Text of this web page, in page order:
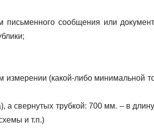
сообщения или
(какой-либо минимальной
свернутых трубкой: 700 мм. – в
и т.п.)